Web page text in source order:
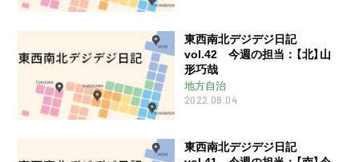
東西南北デジデジ日記
vol.42 今週の担当：【北】山
形巧哉
地方自治
2022.08.04
東西南北デジデジ日記